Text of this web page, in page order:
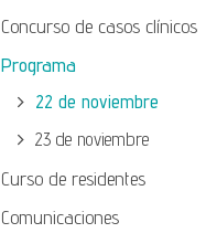
Concurso de casos clínicos
Programa
22 de noviembre
23 de noviembre
Curso de residentes
Comunicaciones